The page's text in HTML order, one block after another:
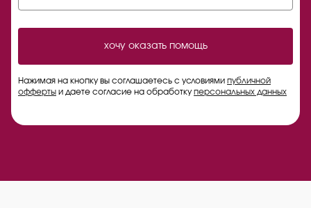
хочу оказать помощь
Нажимая на кнопку вы соглашаетесь с условиями публичной
офферты и даете согласие на обработкуперсональных данных